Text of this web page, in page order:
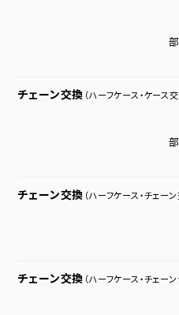
チェーン交換 （ハーフケース・ケース交
チェーン交換 （ハーフケース・チェーン
チェーン交換 （ハーフケース・チェー